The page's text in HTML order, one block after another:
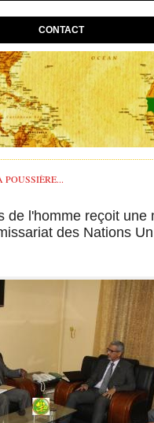
CONTACT
de l'homme reçoit une
des Nations